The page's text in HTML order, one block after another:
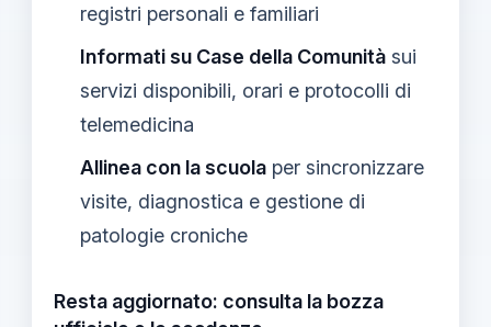
registri personali e familiari
Informati su Case della Comunità sui
servizi disponibili, orari e protocolli di
telemedicina
Allinea con la scuola per sincronizzare
visite, diagnostica e gestione di
patologie croniche
Resta aggiornato: consulta la bozza